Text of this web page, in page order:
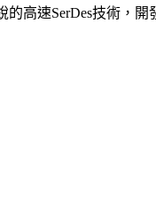
高速SerDes技術，